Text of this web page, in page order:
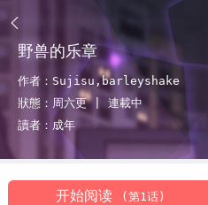
野兽的乐章
作者： Sujisu,barleyshake
狀態： 周六更 | 連載中
讀者： 成年
开始阅读 (第1话)